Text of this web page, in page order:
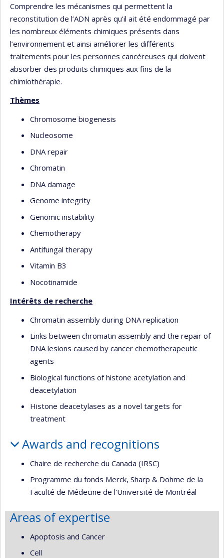
Comprendre les mécanismes qui permettent la
reconstitution de l’ADN après qu’il ait été endommagé par
les nombreux éléments chimiques présents dans
l’environnement et ainsi améliorer les différents
traitements pour les personnes cancéreuses qui doivent
absorber des produits chimiques aux fins de la
chimiothérapie.
Thèmes
Chromosome biogenesis
Nucleosome
DNA repair
Chromatin
DNA damage
Genome integrity
Genomic instability
Chemotherapy
Antifungal therapy
Vitamin B3
Nocotinamide
Intérêts de recherche
Chromatin assembly during DNA replication
Links between chromatin assembly and the repair of
DNA lesions caused by cancer chemotherapeutic
agents
Biological functions of histone acetylation and
deacetylation
Histone deacetylases as a novel targets for
treatment
Awards and recognitions
Chaire de recherche du Canada (IRSC)
Programme du fonds Merck, Sharp & Dohme de la
Faculté de Médecine de l'Université de Montréal
Areas of expertise
Apoptosis and Cancer
Cell